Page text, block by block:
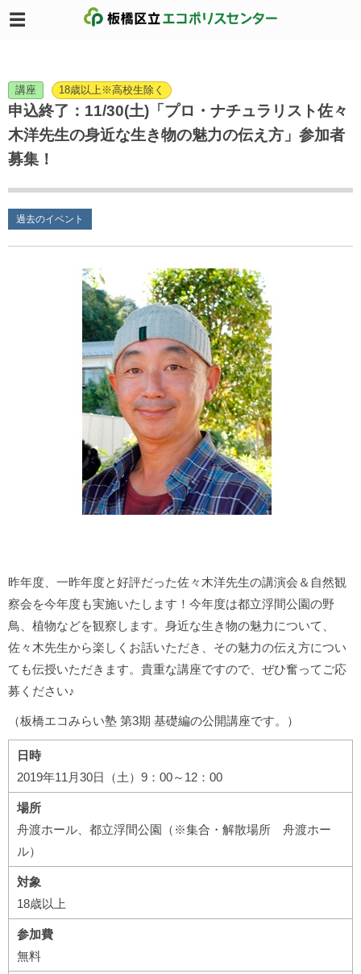
講座 18歳以上※高校生除く
申込終了：11/30(土)「プロ・ナチュラリスト佐々
木洋先生の身近な生き物の魅力の伝え方」参加者
募集！
過去のイベント
昨年度、一昨年度と好評だった佐々木洋先生の講演会＆自然観
察会を今年度も実施いたします！今年度は都立浮間公園の野
鳥、植物などを観察します。身近な生き物の魅力について、
佐々木先生から楽しくお話いただき、その魅力の伝え方につい
ても伝授いただきます。貴重な講座ですので、ぜひ奮ってご応
募ください♪
（板橋エコみらい塾 第3期 基礎編の公開講座です。）
日時
2019年11月30日（土）9：00～12：00
場所
舟渡ホール、都立浮間公園（※集合・解散場所 舟渡ホー
ル）
対象
18歳以上
参加費
無料